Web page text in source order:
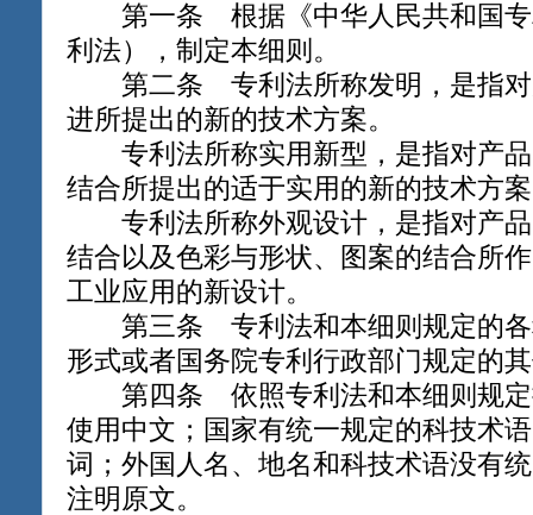
第一条 根据《中华人民共和国专
利法），制定本细则。
第二条 专利法所称发明，是指对
进所提出的新的技术方案。
专利法所称实用新型，是指对产品
结合所提出的适于实用的新的技术方
专利法所称外观设计，是指对产品
结合以及色彩与形状、图案的结合所
工业应用的新设计。
第三条 专利法和本细则规定的各
形式或者国务院专利行政部门规定的
第四条 依照专利法和本细则规定
使用中文；国家有统一规定的科技术
词；外国人名、地名和科技术语没有
注明原文。